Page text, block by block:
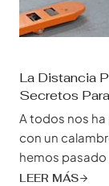
La Distancia
Secretos
A todos nos
con un
hemos
lugar de caer
LEER MÁS